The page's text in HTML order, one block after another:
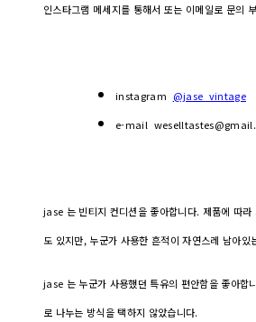
인스타그램 메세지를 통해서 또는 이메일로 문의
instagram @jase_vintage
e-mail
jase 는 빈티지 컨디션을 좋아합니다. 제품에 따
도 있지만, 누군가 사용한 흔적이 자연스레 남아있
jase 는 누군가 사용했던 특유의 편안함을 좋아합
로 나누는 방식을 택하지 않았습니다.